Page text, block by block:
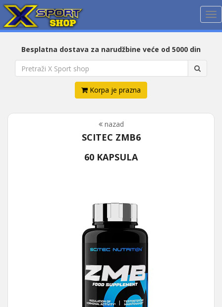
Besplatna dostava za narudžbine veće od 5000 din
Korpa je prazna
nazad
SCITEC ZMB6
60 KAPSULA